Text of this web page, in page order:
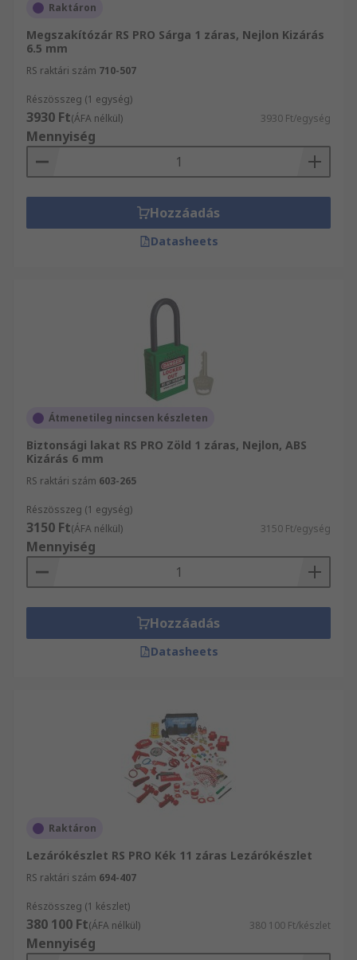
Raktáron
Megszakítózár RS PRO Sárga 1 záras, Nejlon Kizárás
6.5 mm
RS raktári szám 710-507
Részösszeg (1 egység)
3930 Ft(ÁFA nélkül) 3930 Ft/egység
Mennyiség
Hozzáadás
Datasheets
Átmenetileg nincsen készleten
Biztonsági lakat RS PRO Zöld 1 záras, Nejlon, ABS
Kizárás 6 mm
RS raktári szám 603-265
Részösszeg (1 egység)
3150 Ft(ÁFA nélkül) 3150 Ft/egység
Mennyiség
Hozzáadás
Datasheets
Raktáron
Lezárókészlet RS PRO Kék 11 záras Lezárókészlet
RS raktári szám 694-407
Részösszeg (1 készlet)
380 100 Ft(ÁFA nélkül) 380 100 Ft/készlet
Mennyiség